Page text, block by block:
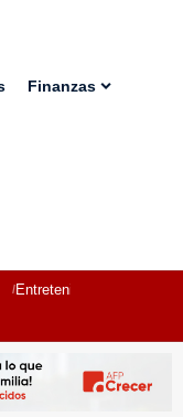
Finanzas
Entretenimiento